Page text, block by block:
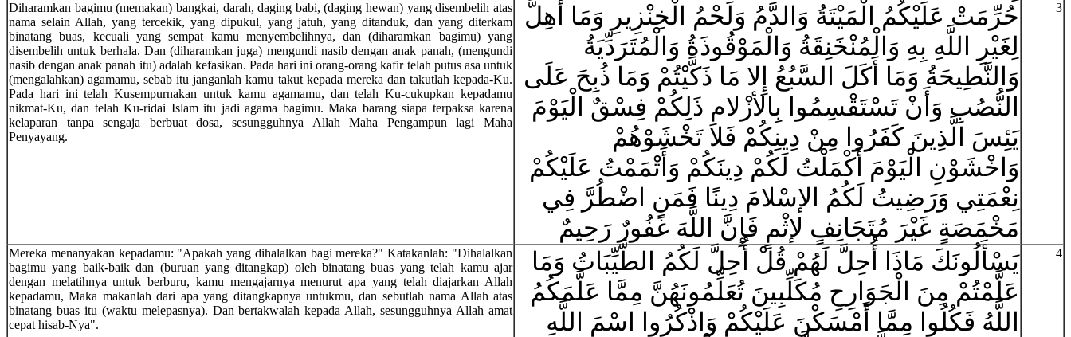
Diharamkan bagimu (memakan) bangkai, darah, daging babi, (daging hewan) yang disembelih atas
nama selain Allah, yang tercekik, yang dipukul, yang jatuh, yang ditanduk, dan yang diterkam
binatang buas, kecuali yang sempat kamu menyembelihnya, dan (diharamkan bagimu) yang
disembelih untuk berhala. Dan (diharamkan juga) mengundi nasib dengan anak panah, (mengundi
nasib dengan anak panah itu) adalah kefasikan. Pada hari ini orang-orang kafir telah putus asa untuk
(mengalahkan) agamamu, sebab itu janganlah kamu takut kepada mereka dan takutlah kepada-Ku.
Pada hari ini telah Kusempurnakan untuk kamu agamamu, dan telah Ku-cukupkan kepadamu
nikmat-Ku, dan telah Ku-ridai Islam itu jadi agama bagimu. Maka barang siapa terpaksa karena
kelaparan tanpa sengaja berbuat dosa, sesungguhnya Allah Maha Pengampun lagi Maha
Penyayang.
حُرِّمَتْ عَلَيْكُمُ الْمَيْتَةُ وَالدَّمُ وَلَحْمُ الْخِنْزِيرِ وَمَا أُهِلَّ
لِغَيْرِ اللَّهِ بِهِ وَالْمُنْخَنِقَةُ وَالْمَوْقُوذَةُ وَالْمُتَرَدِّيَةُ
وَالنَّطِيحَةُ وَمَا أَكَلَ السَّبُعُ إِلا مَا ذَكَّيْتُمْ وَمَا ذُبِحَ عَلَى
النُّصُبِ وَأَنْ تَسْتَقْسِمُوا بِالأزْلامِ ذَلِكُمْ فِسْقٌ الْيَوْمَ
يَئِسَ الَّذِينَ كَفَرُوا مِنْ دِينِكُمْ فَلا تَخْشَوْهُمْ
وَاخْشَوْنِ الْيَوْمَ أَكْمَلْتُ لَكُمْ دِينَكُمْ وَأَتْمَمْتُ عَلَيْكُمْ
نِعْمَتِي وَرَضِيتُ لَكُمُ الإسْلامَ دِينًا فَمَنِ اضْطُرَّ فِي
مَخْمَصَةٍ غَيْرَ مُتَجَانِفٍ لإثْمٍ فَإِنَّ اللَّهَ غَفُورٌ رَحِيمٌ
3
Mereka menanyakan kepadamu: "Apakah yang dihalalkan bagi mereka?" Katakanlah: "Dihalalkan
bagimu yang baik-baik dan (buruan yang ditangkap) oleh binatang buas yang telah kamu ajar
dengan melatihnya untuk berburu, kamu mengajarnya menurut apa yang telah diajarkan Allah
kepadamu, Maka makanlah dari apa yang ditangkapnya untukmu, dan sebutlah nama Allah atas
binatang buas itu (waktu melepasnya). Dan bertakwalah kepada Allah, sesungguhnya Allah amat
cepat hisab-Nya".
يَسْأَلُونَكَ مَاذَا أُحِلَّ لَهُمْ قُلْ أُحِلَّ لَكُمُ الطَّيِّبَاتُ وَمَا
عَلَّمْتُمْ مِنَ الْجَوَارِحِ مُكَلِّبِينَ تُعَلِّمُونَهُنَّ مِمَّا عَلَّمَكُمُ
اللَّهُ فَكُلُوا مِمَّا أَمْسَكْنَ عَلَيْكُمْ وَاذْكُرُوا اسْمَ اللَّهِ
4